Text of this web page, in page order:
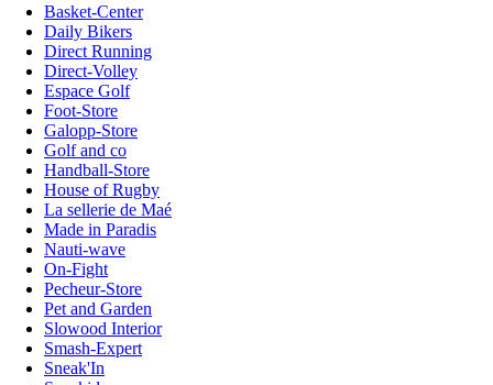
Basket-Center
Daily Bikers
Direct Running
Direct-Volley
Espace Golf
Foot-Store
Galopp-Store
Golf and co
Handball-Store
House of Rugby
La sellerie de Maé
Made in Paradis
Nauti-wave
On-Fight
Pecheur-Store
Pet and Garden
Slowood Interior
Smash-Expert
Sneak'In